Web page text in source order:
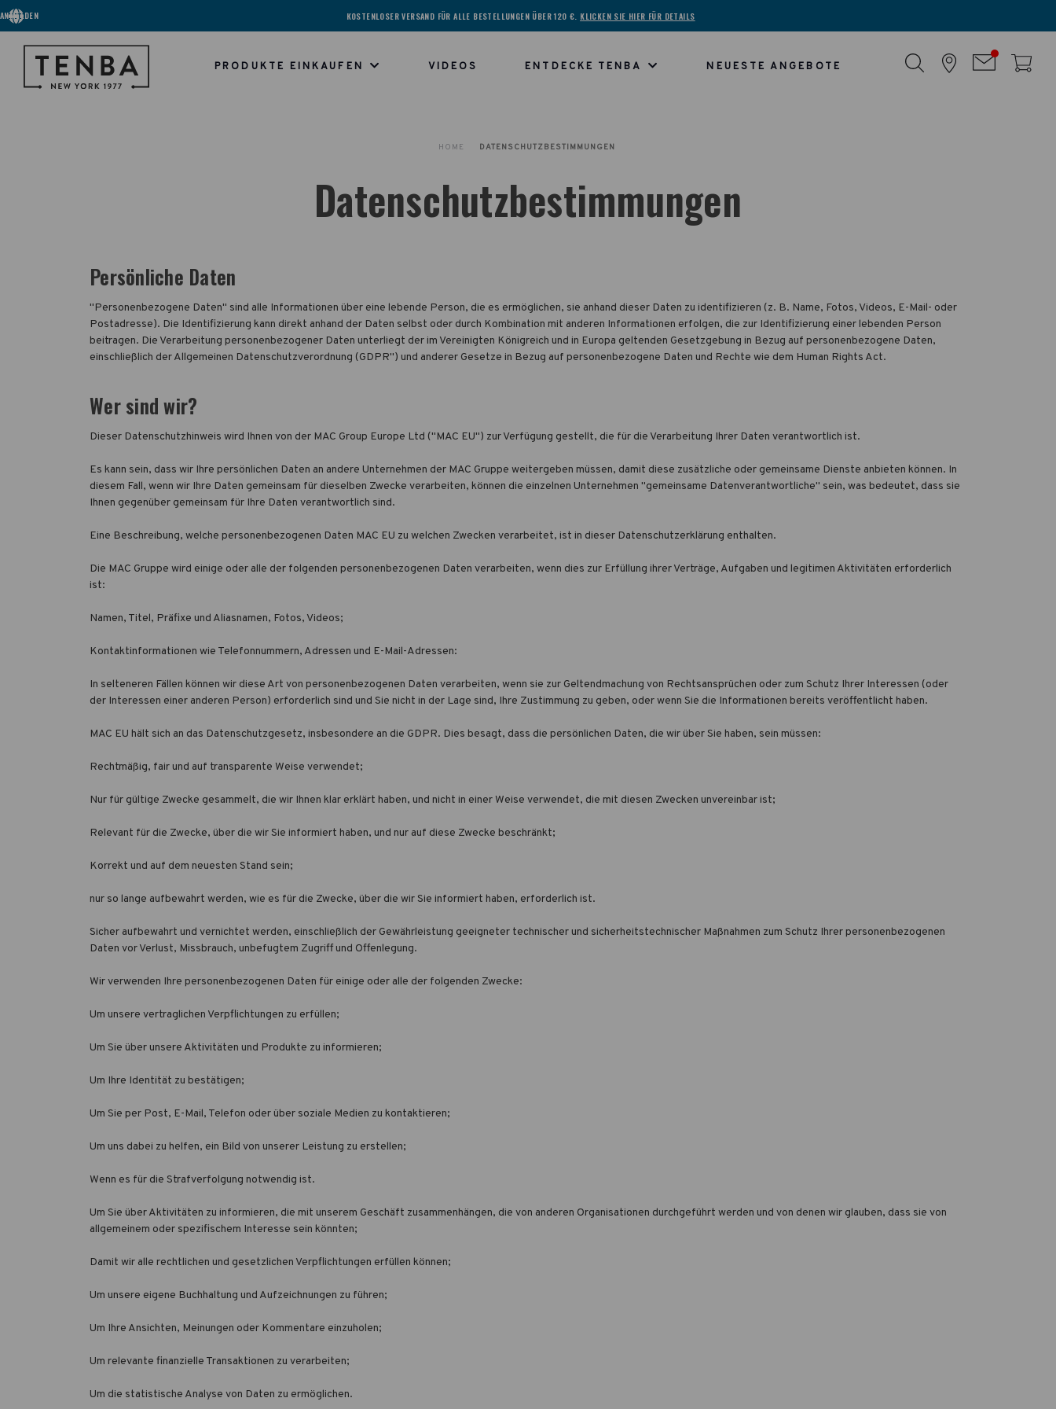
KOSTENLOSER VERSAND FÜR ALLE BESTELLUNGEN ÜBER 120 €. KLICKEN SIE HIER FÜR DETAILS
ANMELDEN
PRODUKTE EINKAUFEN VIDEOS ENTDECKE TENBA NEUESTE ANGEBOTE
HOME DATENSCHUTZBESTIMMUNGEN
Datenschutzbestimmungen
Persönliche Daten
"Personenbezogene Daten" sind alle Informationen über eine lebende Person, die es ermöglichen, sie anhand dieser Daten zu identifizieren (z. B. Name, Fotos, Videos, E-Mail- oder
Postadresse). Die Identifizierung kann direkt anhand der Daten selbst oder durch Kombination mit anderen Informationen erfolgen, die zur Identifizierung einer lebenden Person
beitragen. Die Verarbeitung personenbezogener Daten unterliegt der im Vereinigten Königreich und in Europa geltenden Gesetzgebung in Bezug auf personenbezogene Daten,
einschließlich der Allgemeinen Datenschutzverordnung (GDPR") und anderer Gesetze in Bezug auf personenbezogene Daten und Rechte wie dem Human Rights Act.
Wer sind wir?
Dieser Datenschutzhinweis wird Ihnen von der MAC Group Europe Ltd ("MAC EU") zur Verfügung gestellt, die für die Verarbeitung Ihrer Daten verantwortlich ist.
Es kann sein, dass wir Ihre persönlichen Daten an andere Unternehmen der MAC Gruppe weitergeben müssen, damit diese zusätzliche oder gemeinsame Dienste anbieten können. In
diesem Fall, wenn wir Ihre Daten gemeinsam für dieselben Zwecke verarbeiten, können die einzelnen Unternehmen "gemeinsame Datenverantwortliche" sein, was bedeutet, dass sie
Ihnen gegenüber gemeinsam für Ihre Daten verantwortlich sind.
Eine Beschreibung, welche personenbezogenen Daten MAC EU zu welchen Zwecken verarbeitet, ist in dieser Datenschutzerklärung enthalten.
Die MAC Gruppe wird einige oder alle der folgenden personenbezogenen Daten verarbeiten, wenn dies zur Erfüllung ihrer Verträge, Aufgaben und legitimen Aktivitäten erforderlich
ist:
Namen, Titel, Präfixe und Aliasnamen, Fotos, Videos;
Kontaktinformationen wie Telefonnummern, Adressen und E-Mail-Adressen:
In selteneren Fällen können wir diese Art von personenbezogenen Daten verarbeiten, wenn sie zur Geltendmachung von Rechtsansprüchen oder zum Schutz Ihrer Interessen (oder
der Interessen einer anderen Person) erforderlich sind und Sie nicht in der Lage sind, Ihre Zustimmung zu geben, oder wenn Sie die Informationen bereits veröffentlicht haben.
MAC EU hält sich an das Datenschutzgesetz, insbesondere an die GDPR. Dies besagt, dass die persönlichen Daten, die wir über Sie haben, sein müssen:
Rechtmäßig, fair und auf transparente Weise verwendet;
Nur für gültige Zwecke gesammelt, die wir Ihnen klar erklärt haben, und nicht in einer Weise verwendet, die mit diesen Zwecken unvereinbar ist;
Relevant für die Zwecke, über die wir Sie informiert haben, und nur auf diese Zwecke beschränkt;
Korrekt und auf dem neuesten Stand sein;
nur so lange aufbewahrt werden, wie es für die Zwecke, über die wir Sie informiert haben, erforderlich ist.
Sicher aufbewahrt und vernichtet werden, einschließlich der Gewährleistung geeigneter technischer und sicherheitstechnischer Maßnahmen zum Schutz Ihrer personenbezogenen
Daten vor Verlust, Missbrauch, unbefugtem Zugriff und Offenlegung.
Wir verwenden Ihre personenbezogenen Daten für einige oder alle der folgenden Zwecke:
Um unsere vertraglichen Verpflichtungen zu erfüllen;
Um Sie über unsere Aktivitäten und Produkte zu informieren;
Um Ihre Identität zu bestätigen;
Um Sie per Post, E-Mail, Telefon oder über soziale Medien zu kontaktieren;
Um uns dabei zu helfen, ein Bild von unserer Leistung zu erstellen;
Wenn es für die Strafverfolgung notwendig ist.
Um Sie über Aktivitäten zu informieren, die mit unserem Geschäft zusammenhängen, die von anderen Organisationen durchgeführt werden und von denen wir glauben, dass sie von
allgemeinem oder spezifischem Interesse sein könnten;
Damit wir alle rechtlichen und gesetzlichen Verpflichtungen erfüllen können;
Um unsere eigene Buchhaltung und Aufzeichnungen zu führen;
Um Ihre Ansichten, Meinungen oder Kommentare einzuholen;
Um relevante finanzielle Transaktionen zu verarbeiten;
Um die statistische Analyse von Daten zu ermöglichen.